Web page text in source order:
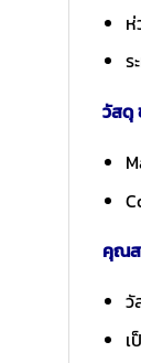
ห่
ร
วัสดุ
คุณส
วั